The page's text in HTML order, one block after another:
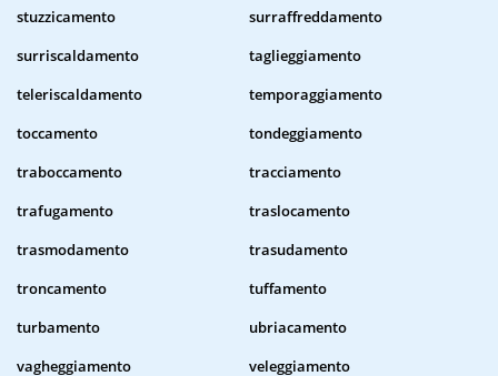
stuzzicamento
surraffreddamento
surriscaldamento
taglieggiamento
teleriscaldamento
temporaggiamento
toccamento
tondeggiamento
traboccamento
tracciamento
trafugamento
traslocamento
trasmodamento
trasudamento
troncamento
tuffamento
turbamento
ubriacamento
vagheggiamento
veleggiamento